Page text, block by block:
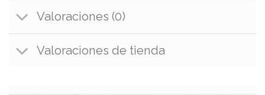
Valoraciones (0)
Valoraciones de tienda